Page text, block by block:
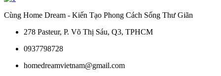
Cùng Home Dream - Kiến Tạo Phong Cách Sống Thư Giãn
278 Pasteur, P. Võ Thị Sáu, Q3, TPHCM
0937798728
homedreamvietnam@gmail.com